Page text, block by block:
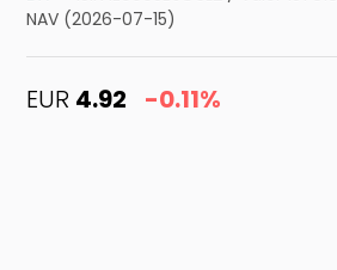
NAV (2026-07-15)
EUR 4.92 -0.11%